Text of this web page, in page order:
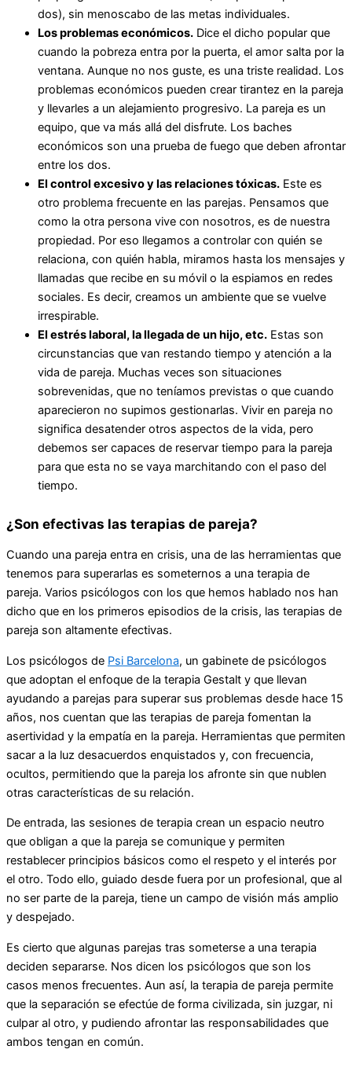
dos), sin menoscabo de las metas individuales.
Los problemas económicos. Dice el dicho popular que
cuando la pobreza entra por la puerta, el amor salta por la
ventana. Aunque no nos guste, es una triste realidad. Los
problemas económicos pueden crear tirantez en la pareja
y llevarles a un alejamiento progresivo. La pareja es un
equipo, que va más allá del disfrute. Los baches
económicos son una prueba de fuego que deben afrontar
entre los dos.
El control excesivo y las relaciones tóxicas. Este es
otro problema frecuente en las parejas. Pensamos que
como la otra persona vive con nosotros, es de nuestra
propiedad. Por eso llegamos a controlar con quién se
relaciona, con quién habla, miramos hasta los mensajes y
llamadas que recibe en su móvil o la espiamos en redes
sociales. Es decir, creamos un ambiente que se vuelve
irrespirable.
El estrés laboral, la llegada de un hijo, etc. Estas son
circunstancias que van restando tiempo y atención a la
vida de pareja. Muchas veces son situaciones
sobrevenidas, que no teníamos previstas o que cuando
aparecieron no supimos gestionarlas. Vivir en pareja no
significa desatender otros aspectos de la vida, pero
debemos ser capaces de reservar tiempo para la pareja
para que esta no se vaya marchitando con el paso del
tiempo.
¿Son efectivas las terapias de pareja?
Cuando una pareja entra en crisis, una de las herramientas que
tenemos para superarlas es someternos a una terapia de
pareja. Varios psicólogos con los que hemos hablado nos han
dicho que en los primeros episodios de la crisis, las terapias de
pareja son altamente efectivas.
Los psicólogos de Psi Barcelona, un gabinete de psicólogos
que adoptan el enfoque de la terapia Gestalt y que llevan
ayudando a parejas para superar sus problemas desde hace 15
años, nos cuentan que las terapias de pareja fomentan la
asertividad y la empatía en la pareja. Herramientas que permiten
sacar a la luz desacuerdos enquistados y, con frecuencia,
ocultos, permitiendo que la pareja los afronte sin que nublen
otras características de su relación.
De entrada, las sesiones de terapia crean un espacio neutro
que obligan a que la pareja se comunique y permiten
restablecer principios básicos como el respeto y el interés por
el otro. Todo ello, guiado desde fuera por un profesional, que al
no ser parte de la pareja, tiene un campo de visión más amplio
y despejado.
Es cierto que algunas parejas tras someterse a una terapia
deciden separarse. Nos dicen los psicólogos que son los
casos menos frecuentes. Aun así, la terapia de pareja permite
que la separación se efectúe de forma civilizada, sin juzgar, ni
culpar al otro, y pudiendo afrontar las responsabilidades que
ambos tengan en común.